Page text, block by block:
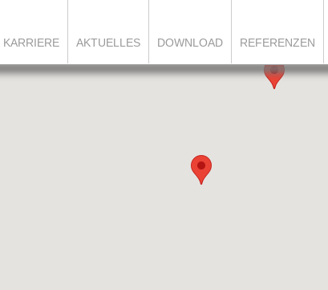
KARRIERE AKTUELLES DOWNLOAD REFERENZEN